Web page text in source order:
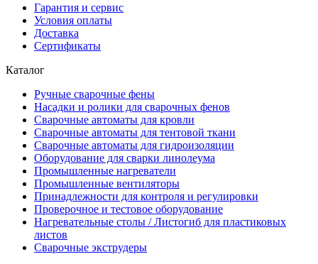
Гарантия и сервис
Условия оплаты
Доставка
Сертификаты
Каталог
Ручные сварочные фены
Насадки и ролики для сварочных фенов
Сварочные автоматы для кровли
Сварочные автоматы для тентовой ткани
Сварочные автоматы для гидроизоляции
Оборудование для сварки линолеума
Промышленные нагреватели
Промышленные вентиляторы
Принадлежности для контроля и регулировки
Проверочное и тестовое оборудование
Нагревательные столы / Листогиб для пластиковых
листов
Сварочные экструдеры